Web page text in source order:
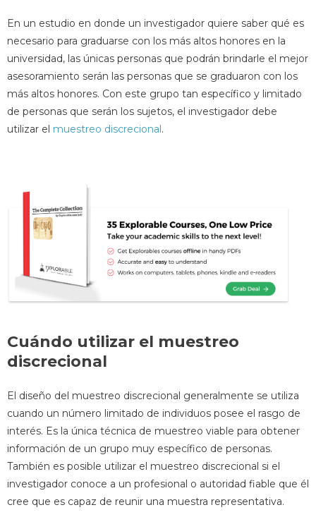
En un estudio en donde un investigador quiere saber qué es
necesario para graduarse con los más altos honores en la
universidad, las únicas personas que podrán brindarle el mejor
asesoramiento serán las personas que se graduaron con los
más altos honores. Con este grupo tan específico y limitado
de personas que serán los sujetos, el investigador debe
utilizar el muestreo discrecional.
Cuándo utilizar el muestreo
discrecional
El diseño del muestreo discrecional generalmente se utiliza
cuando un número limitado de individuos posee el rasgo de
interés. Es la única técnica de muestreo viable para obtener
información de un grupo muy específico de personas.
También es posible utilizar el muestreo discrecional si el
investigador conoce a un profesional o autoridad fiable que él
cree que es capaz de reunir una muestra representativa.